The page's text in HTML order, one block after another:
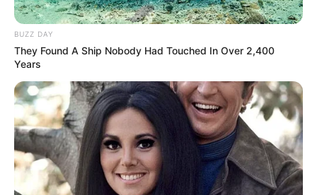
BUZZ DAY
They Found A Ship Nobody Had Touched In Over 2,400
Years